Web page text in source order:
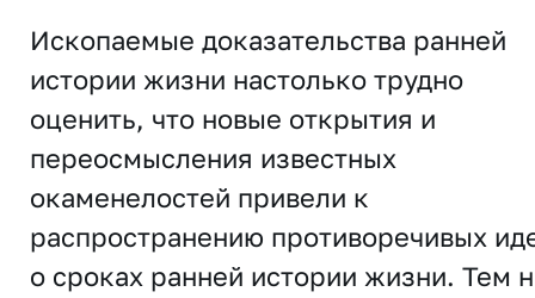
Ископаемые доказательства ранней
истории жизни настолько трудно
оценить, что новые открытия и
переосмысления известных
окаменелостей привели к
распространению противоречивых
о сроках ранней истории жизни. Тем